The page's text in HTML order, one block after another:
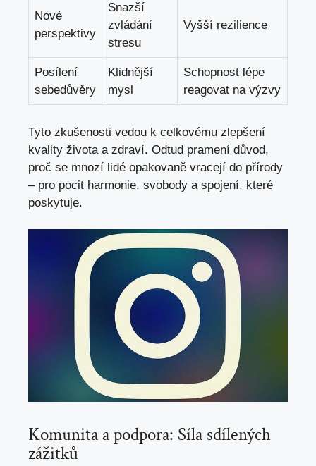
Nové
perspektivy
Snazší
zvládání
stresu
Vyšší rezilience
Posílení
sebedůvěry
Klidnější
mysl
Schopnost lépe
reagovat na výzvy
Tyto zkušenosti vedou k celkovému zlepšení
kvality života a zdraví. Odtud pramení důvod,
proč se mnozí lidé opakovaně vracejí do přírody
– pro pocit harmonie, svobody a spojení, které
poskytuje.
Komunita a podpora: Síla sdílených
zážitků